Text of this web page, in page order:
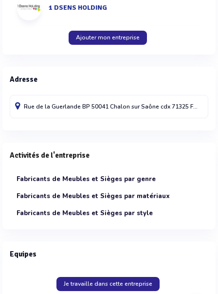
1 DSENS HOLDING
Ajouter mon entreprise
Adresse
Rue de la Guerlande BP 50041Chalon sur Saône cdx71325 France
Activités de l'entreprise
Fabricants de Meubles et Sièges par genre
Fabricants de Meubles et Sièges par matériaux
Fabricants de Meubles et Sièges par style
Equipes
Je travaille dans cette entreprise